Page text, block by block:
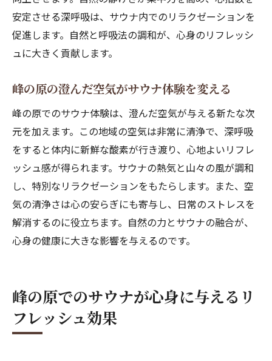
安定させる深呼吸は、サウナ内でのリラクゼーションを
促進します。自然と呼吸法の調和が、心身のリフレッシ
ュに大きく貢献します。
峰の原の澄んだ空気がサウナ体験を変える
峰の原でのサウナ体験は、澄んだ空気が与える新たな次
元を加えます。この地域の空気は非常に清浄で、深呼吸
をすると体内に新鮮な酸素が行き渡り、心地よいリフレ
ッシュ感が得られます。サウナの熱気と山々の風が調和
し、特別なリラクゼーションをもたらします。また、空
気の清浄さは心の安らぎにも寄与し、日常のストレスを
解消するのに役立ちます。自然の力とサウナの融合が、
心身の健康に大きな影響を与えるのです。
峰の原でのサウナが心身に与えるリ
フレッシュ効果